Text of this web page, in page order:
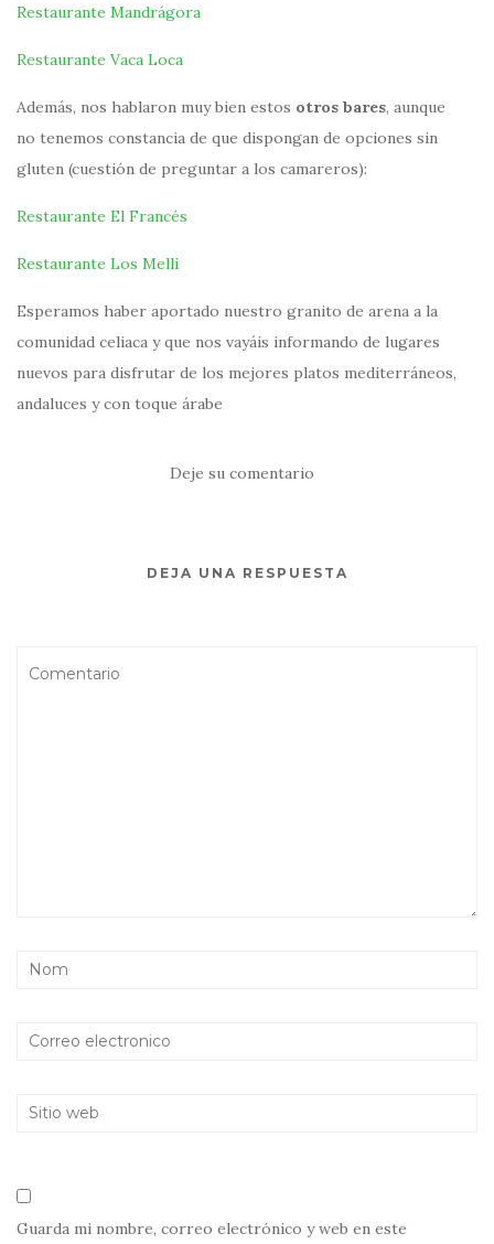
Restaurante Mandrágora
Restaurante Vaca Loca
Además, nos hablaron muy bien estos otros bares, aunque
no tenemos constancia de que dispongan de opciones sin
gluten (cuestión de preguntar a los camareros):
Restaurante El Francés
Restaurante Los Melli
Esperamos haber aportado nuestro granito de arena a la
comunidad celiaca y que nos vayáis informando de lugares
nuevos para disfrutar de los mejores platos mediterráneos,
andaluces y con toque árabe
Deje su comentario
DEJA UNA RESPUESTA
Guarda mi nombre, correo electrónico y web en este